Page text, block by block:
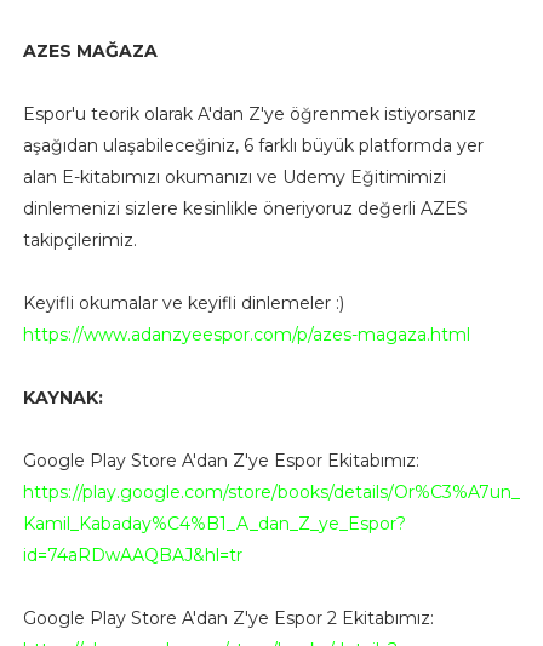
AZES MAĞAZA
Espor'u teorik olarak A'dan Z'ye öğrenmek istiyorsanız
aşağıdan ulaşabileceğiniz, 6 farklı büyük platformda yer
alan E-kitabımızı okumanızı ve Udemy Eğitimimizi
dinlemenizi sizlere kesinlikle öneriyoruz değerli AZES
takipçilerimiz.
Keyifli okumalar ve keyifli dinlemeler :)
https://www.adanzyeespor.com/p/azes-magaza.html
KAYNAK:
Google Play Store A'dan Z'ye Espor Ekitabımız:
https://play.google.com/store/books/details/Or%C3%A7un_
Kamil_Kabaday%C4%B1_A_dan_Z_ye_Espor?
id=74aRDwAAQBAJ&hl=tr
Google Play Store A'dan Z'ye Espor 2 Ekitabımız: